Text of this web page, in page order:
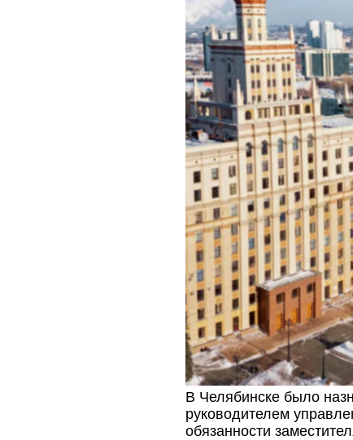
В Челябинске было
руководителем
обязанности